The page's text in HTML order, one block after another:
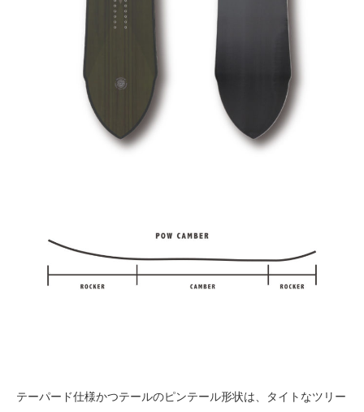
テーパード仕様かつテールのピンテール形状は、タイトなツリー